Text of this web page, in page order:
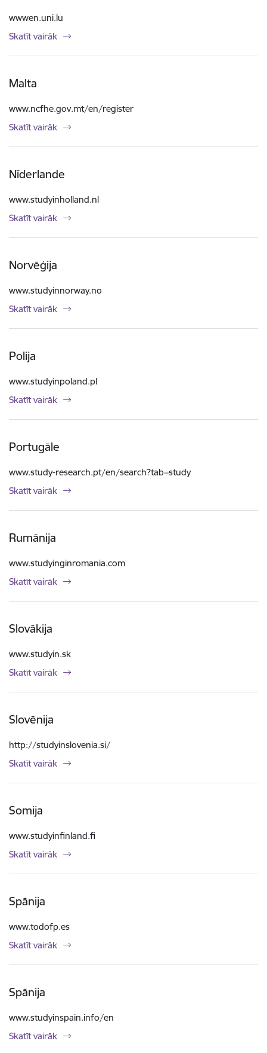
wwwen.uni.lu
Skatīt vairāk
Malta
www.ncfhe.gov.mt/en/register
Skatīt vairāk
Nīderlande
www.studyinholland.nl
Skatīt vairāk
Norvēģija
www.studyinnorway.no
Skatīt vairāk
Polija
www.studyinpoland.pl
Skatīt vairāk
Portugāle
www.study-research.pt/en/search?tab=study
Skatīt vairāk
Rumānija
www.studyinginromania.com
Skatīt vairāk
Slovākija
www.studyin.sk
Skatīt vairāk
Slovēnija
http://studyinslovenia.si/
Skatīt vairāk
Somija
www.studyinfinland.fi
Skatīt vairāk
Spānija
www.todofp.es
Skatīt vairāk
Spānija
www.studyinspain.info/en
Skatīt vairāk